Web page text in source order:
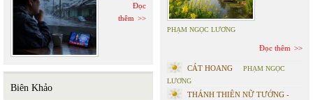
Đọc
thêm
Biên Khảo
PHẠM NGỌC LƯƠNG
Đọc thêm
CÁT HOANG
PHẠM NGỌC
LƯƠNG
THÁNH THIÊN NỮ TƯỚNG -